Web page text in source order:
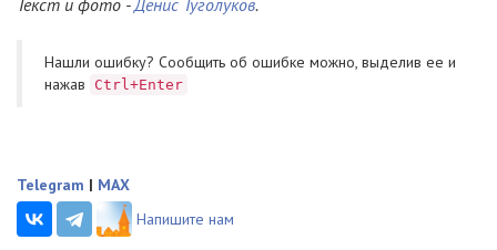
Нашли ошибку? Cообщить об ошибке можно, выделив ее и
нажав
Ctrl+Enter
Telegram | MAX
Напишите нам